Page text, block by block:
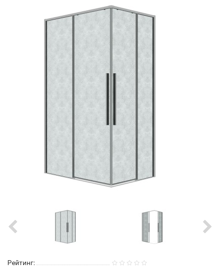
Рейтинг: